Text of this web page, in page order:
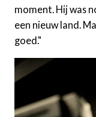
moment. Hij was
een nieuw land.
goed."